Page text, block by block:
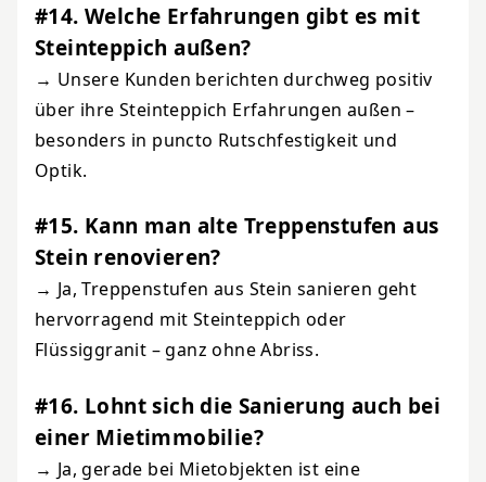
#14. Welche Erfahrungen gibt es mit
Steinteppich außen?
→ Unsere Kunden berichten durchweg positiv
über ihre Steinteppich Erfahrungen außen –
besonders in puncto Rutschfestigkeit und
Optik.
#15. Kann man alte Treppenstufen aus
Stein renovieren?
→ Ja, Treppenstufen aus Stein sanieren geht
hervorragend mit Steinteppich oder
Flüssiggranit – ganz ohne Abriss.
#16. Lohnt sich die Sanierung auch bei
einer Mietimmobilie?
→ Ja, gerade bei Mietobjekten ist eine